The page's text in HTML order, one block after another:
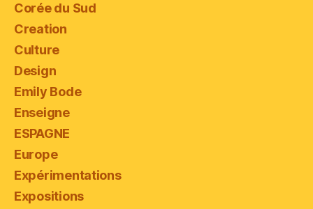
Corée du Sud
Creation
Culture
Design
Emily Bode
Enseigne
ESPAGNE
Europe
Expérimentations
Expositions